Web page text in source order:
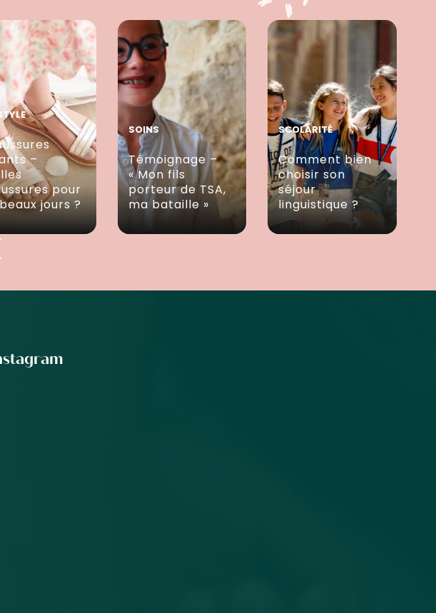
–
pour
jours ?
SOINS
Témoignage –
« Mon fils
porteur de TSA,
ma bataille »
SCOLARITÉ
Comment bien
choisir son
séjour
linguistique ?